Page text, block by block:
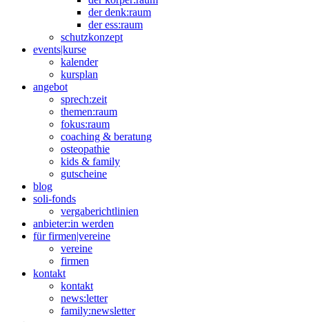
der denk:raum
der ess:raum
schutzkonzept
events|kurse
kalender
kursplan
angebot
sprech:zeit
themen:raum
fokus:raum
coaching & beratung
osteopathie
kids & family
gutscheine
blog
soli-fonds
vergaberichtlinien
anbieter:in werden
für firmen|vereine
vereine
firmen
kontakt
kontakt
news:letter
family:newsletter